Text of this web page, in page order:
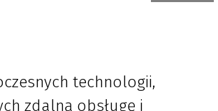
technologii,
zdalną obsługę i